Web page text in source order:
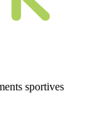
sportives